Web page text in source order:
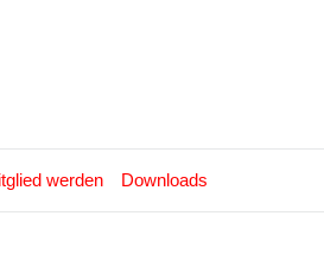
werden Downloads